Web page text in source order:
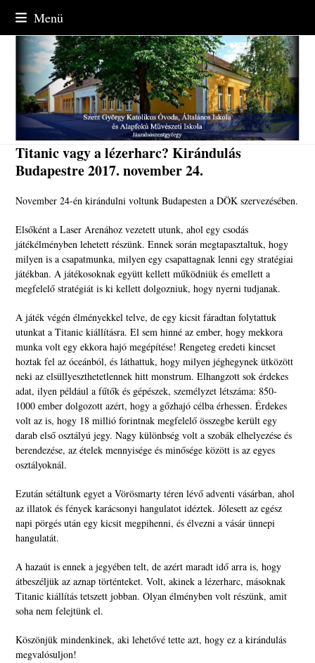
content
Menü
Titanic vagy a lézerharc? Kirándulás
Budapestre 2017. november 24.
November 24-én kirándulni voltunk Budapesten a DÖK szervezésében.
Elsőként a Laser Arenához vezetett utunk, ahol egy csodás
játékélményben lehetett részünk. Ennek során megtapasztaltuk, hogy
milyen is a csapatmunka, milyen egy csapattagnak lenni egy stratégiai
játékban. A játékosoknak együtt kellett működniük és emellett a
megfelelő stratégiát is ki kellett dolgozniuk, hogy nyerni tudjanak.
A játék végén élményekkel telve, de egy kicsit fáradtan folytattuk
utunkat a Titanic kiállításra. El sem hinné az ember, hogy mekkora
munka volt egy ekkora hajó megépítése! Rengeteg eredeti kincset
hoztak fel az óceánból, és láthattuk, hogy milyen jéghegynek ütközött
neki az elsüllyeszthetetlennek hitt monstrum. Elhangzott sok érdekes
adat, ilyen például a fűtők és gépészek, személyzet létszáma: 850-
1000 ember dolgozott azért, hogy a gőzhajó célba érhessen. Érdekes
volt az is, hogy 18 millió forintnak megfelelő összegbe került egy
darab első osztályú jegy. Nagy különbség volt a szobák elhelyezése és
berendezése, az ételek mennyisége és minősége között is az egyes
osztályoknál.
Ezután sétáltunk egyet a Vörösmarty téren lévő adventi vásárban, ahol
az illatok és fények karácsonyi hangulatot idéztek. Jólesett az egész
napi pörgés után egy kicsit megpihenni, és élvezni a vásár ünnepi
hangulatát.
A hazaút is ennek a jegyében telt, de azért maradt idő arra is, hogy
átbeszéljük az aznap történteket. Volt, akinek a lézerharc, másoknak
Titanic kiállítás tetszett jobban. Olyan élményben volt részünk, amit
soha nem felejtünk el.
Köszönjük mindenkinek, aki lehetővé tette azt, hogy ez a kirándulás
megvalósuljon!